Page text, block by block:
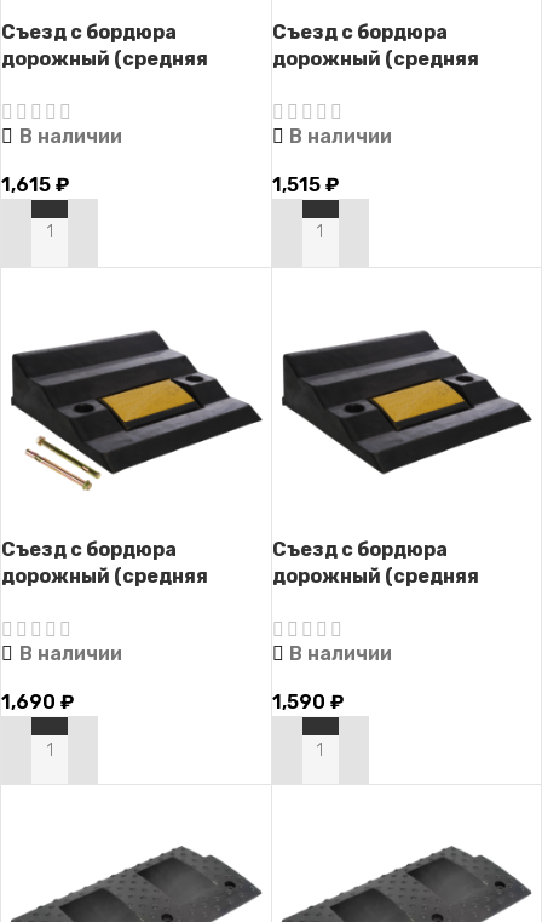
Съезд с бордюра
дорожный (средняя
крепежом)
В наличии
1,615 ₽
В КОРЗИНУ
Съезд с бордюра
дорожный (средняя
В наличии
1,515 ₽
В КОРЗИНУ
Съезд с бордюра
дорожный (средняя
крепежом)
В наличии
1,690 ₽
В КОРЗИНУ
Съезд с бордюра
дорожный (средняя
В наличии
1,590 ₽
В КОРЗИНУ